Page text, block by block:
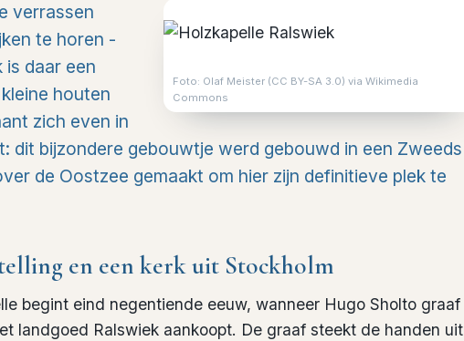
Foto: Olaf Meister (CC BY-SA 3.0) via Wikimedia
Commons
verrassen
te horen -
is daar een
houten
zich even in
dit bijzondere gebouwtje werd gebouwd in een Zweeds
de Oostzee gemaakt om hier zijn definitieve plek te
en een kerk uit Stockholm
begint eind negentiende eeuw, wanneer Hugo Sholto graaf
landgoed Ralswiek aankoopt. De graaf steekt de handen uit